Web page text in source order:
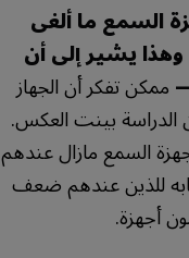
السمع ما ألغى
وهذا يشير إلى أن
ممكن تفكر أن الجهاز
الدراسة بينت العكس.
السمع مازال عندهم
للذين عندهم ضعف
أجهزة.